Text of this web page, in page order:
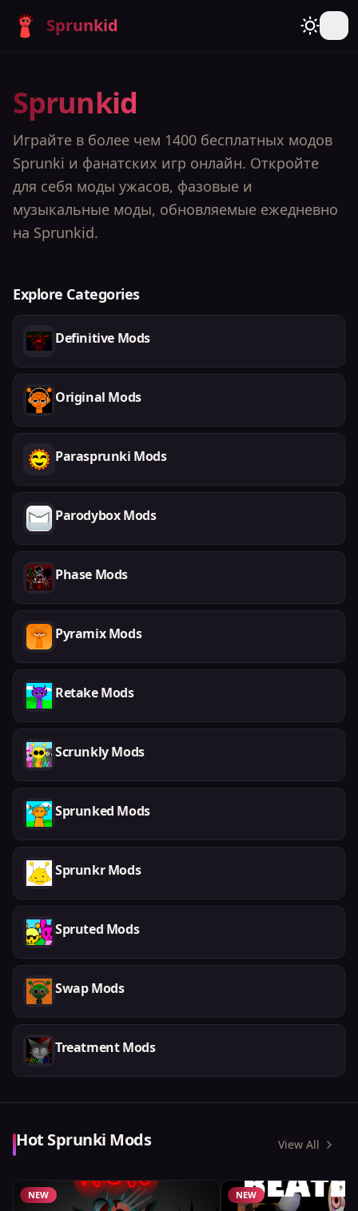
Sprunkid
Sprunkid
Играйте в более чем 1400 бесплатных модов
Sprunki и фанатских игр онлайн. Откройте
для себя моды ужасов, фазовые и
музыкальные моды, обновляемые ежедневно
на Sprunkid.
Sprunkid
Now
Explore Categories
Definitive Mods
Original Mods
Parasprunki Mods
Parodybox Mods
Phase Mods
Pyramix Mods
Retake Mods
Scrunkly Mods
Sprunked Mods
Sprunkr Mods
Spruted Mods
Swap Mods
Treatment Mods
Hot Sprunki Mods View All
NEW NEW